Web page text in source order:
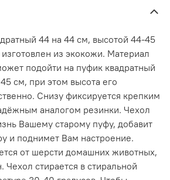
44 на 44 см, высотой 44-45
из экокожи. Материал
подойти на пуфик квадратный
см, при этом высота его
Снизу фиксируется крепким
аналогом резинки. Чехол
Вашему старому пуфу, добавит
и поднимет Вам настроение.
от шерсти домашних животных,
Чехол стирается в стиральной